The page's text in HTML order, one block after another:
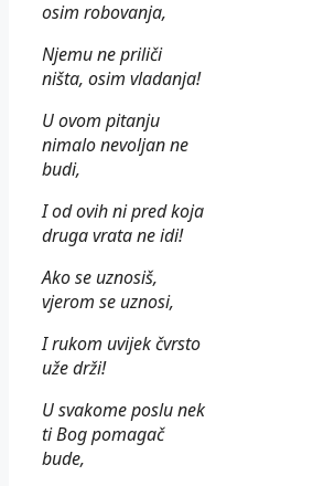
osim robovanja,
Njemu ne priliči
ništa, osim vladanja!
U ovom pitanju
nimalo nevoljan ne
budi,
I od ovih ni pred koja
druga vrata ne idi!
Ako se uznosiš,
vjerom se uznosi,
I rukom uvijek čvrsto
uže drži!
U svakome poslu nek
ti Bog pomagač
bude,